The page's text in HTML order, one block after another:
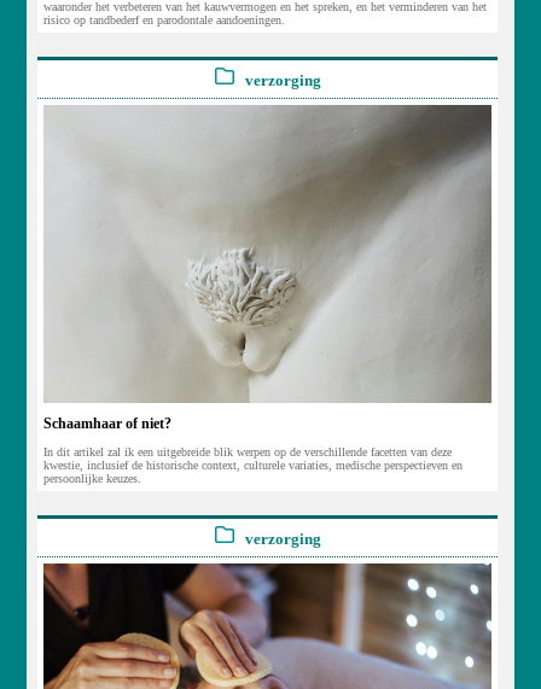
waaronder het verbeteren van het kauwvermogen en het spreken, en het verminderen van het
risico op tandbederf en parodontale aandoeningen.
verzorging
Schaamhaar of niet?
In dit artikel zal ik een uitgebreide blik werpen op de verschillende facetten van deze
kwestie, inclusief de historische context, culturele variaties, medische perspectieven en
persoonlijke keuzes.
verzorging